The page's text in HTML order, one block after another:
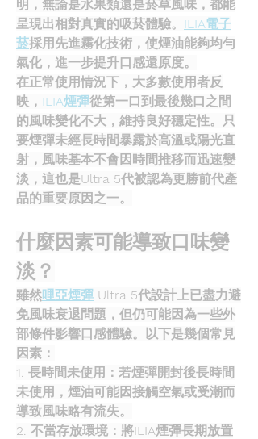
明，無論是水果類還是菸草風味，都能
呈現出相對真實的吸菸體驗。 ILIA電子
菸採用先進霧化技術，使煙油能夠均勻
氣化，進一步提升口感還原度。
在正常使用情況下，大多數使用者反
映， ILIA煙彈從第一口到最後幾口之間
的風味變化不大，維持良好穩定性。只
要煙彈未經長時間暴露於高溫或陽光直
射，風味基本不會因時間推移而迅速變
淡，這也是Ultra 5代被認為更勝前代產
品的重要原因之一。
什麼因素可能導致口味變
淡？
雖然哩亞煙彈 Ultra 5代設計上已盡力避
免風味衰退問題，但仍可能因為一些外
部條件影響口感體驗。以下是幾個常見
因素：
1. 長時間未使用：若煙彈開封後長時間
未使用，煙油可能因接觸空氣或受潮而
導致風味略有流失。
2. 不當存放環境：將ILIA煙彈長期放置